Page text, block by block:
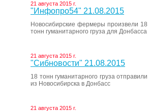
21 августа 2015 г.
"Инфопро54" 21.08.2015
Новосибирские фермеры произвели 18
тонн гуманитарного груза для Донбасса
21 августа 2015 г.
"Сибновости" 21.08.2015
18 тонн гуманитарного груза отправили
из Новосибирска в Донбасс
21 августа 2015 г.